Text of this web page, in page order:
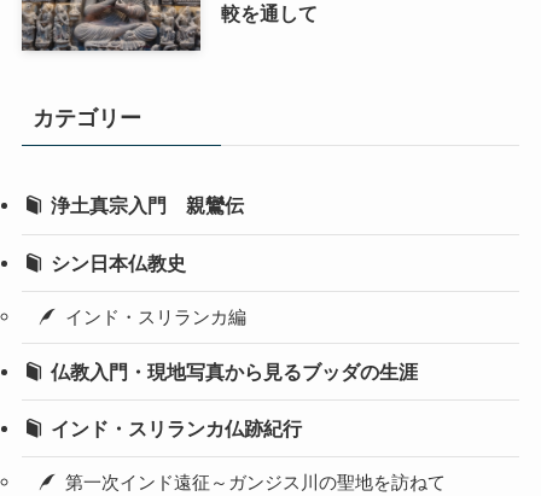
較を通して
カテゴリー
浄土真宗入門 親鸞伝
シン日本仏教史
インド・スリランカ編
仏教入門・現地写真から見るブッダの生涯
インド・スリランカ仏跡紀行
第一次インド遠征～ガンジス川の聖地を訪ねて